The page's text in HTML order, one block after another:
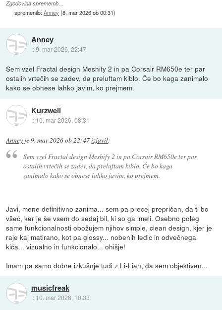
Zgodovina sprememb…
spremenilo:Anney (8. mar 2026 ob 00:31)
Anney
::9. mar 2026, 22:47
Sem vzel Fractal design Meshify 2 in pa Corsair RM650e ter par
ostalih vrtečih se zadev, da preluftam kiblo. Če bo kaga zanimalo
kako se obnese lahko javim, ko prejmem.
Kurzweil
:: 10. mar 2026, 08:31
Anney je 9. mar 2026 ob 22:47izjavil:
Sem vzel Fractal design Meshify 2 in pa Corsair RM650e ter par
ostalih vrtečih se zadev, da preluftam kiblo. Če bo kaga
zanimalo kako se obnese lahko javim, ko prejmem.
Javi, mene definitivno zanima... sem pa precej prepričan, da ti bo
všeč, ker je še vsem do sedaj bil, ki so ga imeli. Osebno poleg
same funkcionalnosti obožujem njihov simple, clean design, kjer je
raje kaj matirano, kot pa glossy... nobenih ledic in odvečnega
kiča... vizualno in funkcionalo... ohišje!
Imam pa samo dobre izkušnje tudi z Li-Lian, da sem objektiven...
musicfreak
:: 10. mar 2026, 10:33